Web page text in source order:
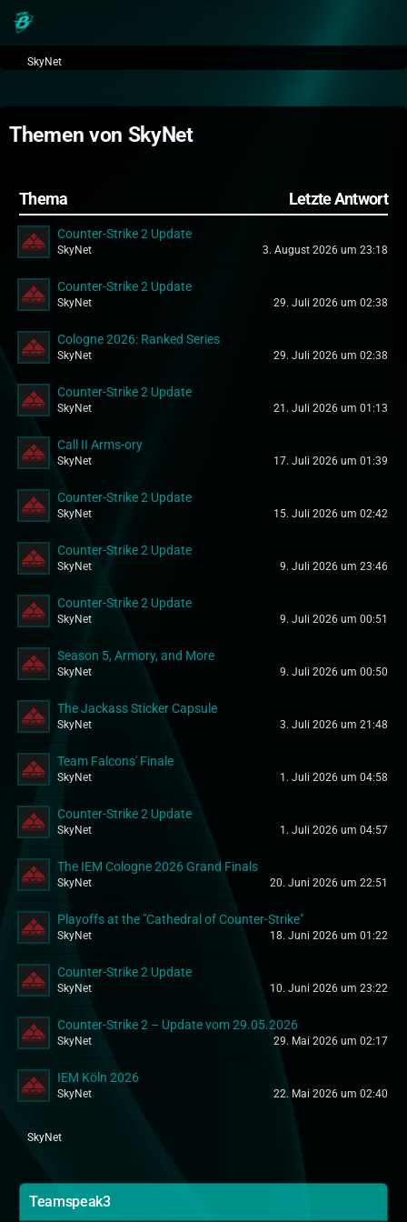
SkyNet
Themen von SkyNet
Thema Letzte Antwort
Counter-Strike 2 Update
SkyNet 3. August 2026 um 23:18
Counter-Strike 2 Update
SkyNet 29. Juli 2026 um 02:38
Cologne 2026: Ranked Series
SkyNet 29. Juli 2026 um 02:38
Counter-Strike 2 Update
SkyNet 21. Juli 2026 um 01:13
Call II Arms-ory
SkyNet 17. Juli 2026 um 01:39
Counter-Strike 2 Update
SkyNet 15. Juli 2026 um 02:42
Counter-Strike 2 Update
SkyNet 9. Juli 2026 um 23:46
Counter-Strike 2 Update
SkyNet 9. Juli 2026 um 00:51
Season 5, Armory, and More
SkyNet 9. Juli 2026 um 00:50
The Jackass Sticker Capsule
SkyNet 3. Juli 2026 um 21:48
Team Falcons' Finale
SkyNet 1. Juli 2026 um 04:58
Counter-Strike 2 Update
SkyNet 1. Juli 2026 um 04:57
The IEM Cologne 2026 Grand Finals
SkyNet 20. Juni 2026 um 22:51
Playoffs at the "Cathedral of Counter-Strike"
SkyNet 18. Juni 2026 um 01:22
Counter-Strike 2 Update
SkyNet 10. Juni 2026 um 23:22
Counter-Strike 2 – Update vom 29.05.2026
SkyNet 29. Mai 2026 um 02:17
IEM Köln 2026
SkyNet 22. Mai 2026 um 02:40
SkyNet
Teamspeak3